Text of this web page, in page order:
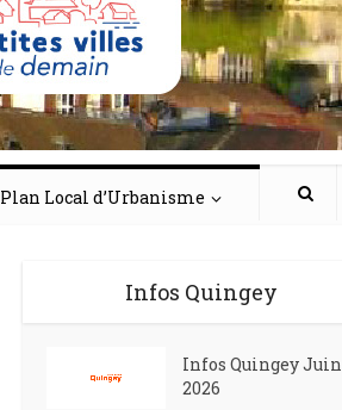
Plan Local d’Urbanisme
Infos Quingey
Infos Quingey Juin
2026